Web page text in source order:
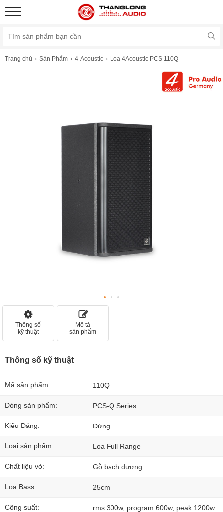
Trang chủ Sản Phẩm 4-Acoustic Loa 4Acoustic PCS 110Q
Thông số
kỹ thuật
Mô tả
sản phẩm
Thông số kỹ thuật
Mã sản phẩm: 110Q
Dòng sản phẩm: PCS-Q Series
Kiểu Dáng: Đứng
Loại sản phẩm: Loa Full Range
Chất liệu vỏ: Gỗ bạch dương
Loa Bass: 25cm
Công suất: rms 300w, program 600w, peak 1200w